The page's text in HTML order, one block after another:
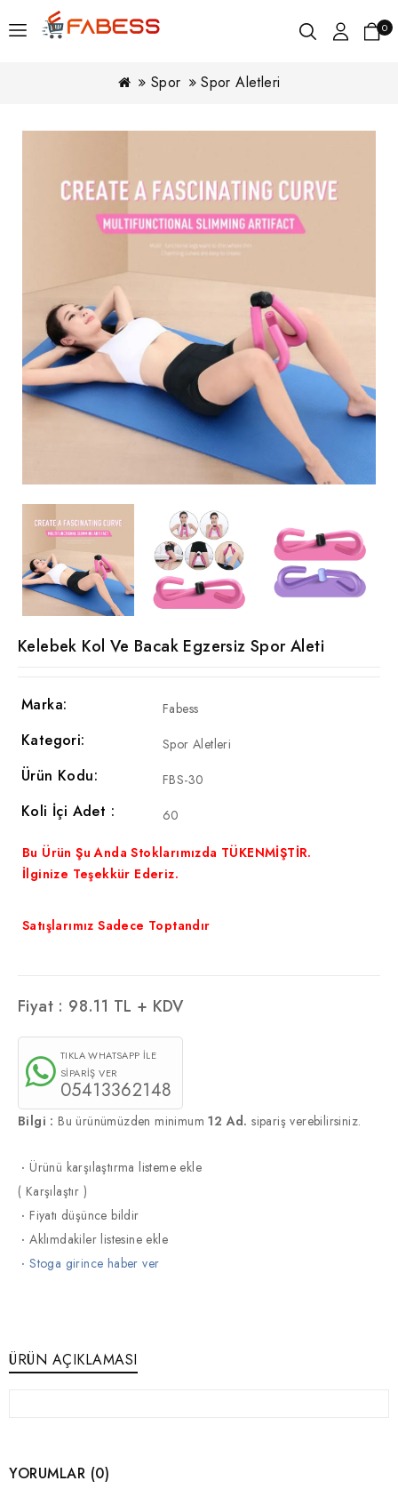
0
Spor Spor Aletleri
Kelebek Kol Ve Bacak Egzersiz Spor Aleti
Marka: Fabess
Kategori: Spor Aletleri
Ürün Kodu: FBS-30
Koli İçi Adet : 60
Bu Ürün Şu Anda Stoklarımızda TÜKENMİŞTİR.
İlginize Teşekkür Ederiz.
Satışlarımız Sadece Toptandır
Fiyat : 98.11 TL + KDV
TIKLA WHATSAPP İLE
SİPARİŞ VER
05413362148
Bilgi : Bu ürünümüzden minimum12 Ad. sipariş verebilirsiniz.
·Ürünü karşılaştırma listeme ekle
( Karşılaştır )
·Fiyatı düşünce bildir
·Aklımdakiler listesine ekle
·Stoga girince haber ver
ÜRÜN AÇIKLAMASI
YORUMLAR (0)